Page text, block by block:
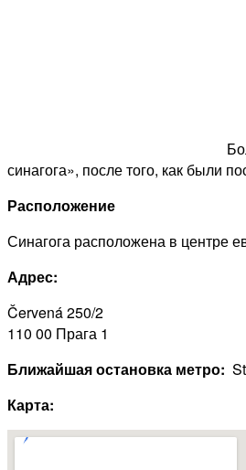
синагога», после того, как были
Расположение
Синагога расположена в центре
Адрес:
Červená 250/2
110 00 Прага 1
Ближайшая остановка метро:
Карта: